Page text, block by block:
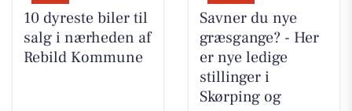
10 dyreste biler til
salg i nærheden af
Rebild Kommune
Savner du nye
græsgange? - Her
er nye ledige
stillinger i
Skørping og